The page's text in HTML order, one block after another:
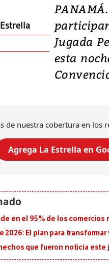
Jugada
esta
de nuestra cobertura en los
Agrega La Estrella en
en el 95% de los
2026: El plan para transformar
hechos que fueron noticia